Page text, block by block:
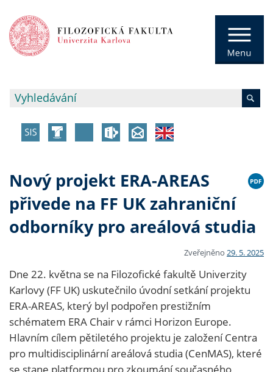
Nový projekt ERA-AREAS
přivede na FF UK zahraniční
odborníky pro areálová studia
Zveřejněno 29. 5. 2025
Dne 22. května se na Filozofické fakultě Univerzity
Karlovy (FF UK) uskutečnilo úvodní setkání projektu
ERA-AREAS, který byl podpořen prestižním
schématem ERA Chair v rámci Horizon Europe.
Hlavním cílem pětiletého projektu je založení Centra
pro multidisciplinární areálová studia (CenMAS), které
se stane platformou pro zkoumání současného